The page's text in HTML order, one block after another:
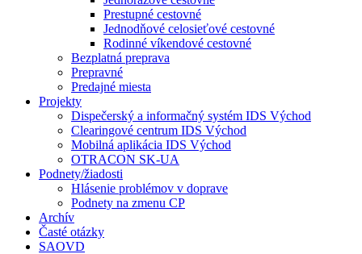
Prestupné cestovné
Jednodňové celosieťové cestovné
Rodinné víkendové cestovné
Bezplatná preprava
Prepravné
Predajné miesta
Projekty
Dispečerský a informačný systém IDS Východ
Clearingové centrum IDS Východ
Mobilná aplikácia IDS Východ
OTRACON SK-UA
Podnety/žiadosti
Hlásenie problémov v doprave
Podnety na zmenu CP
Archív
Časté otázky
SAOVD